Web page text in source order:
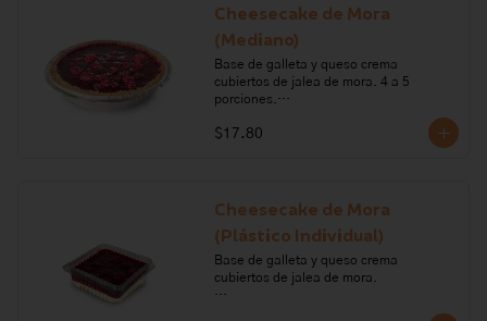
Alérgenos: Gluten, leche, lactosa,
Cheesecake de Mora
(Mediano)
Base de galleta y queso crema
cubiertos de jalea de mora. 4 a 5
porciones.
Ingredientes: queso crema, crema de
Alérgenos: Gluten, leche, lactosa,
$17.80
Cheesecake de Mora
(Plástico Individual)
Base de galleta y queso crema
cubiertos de jalea de mora.